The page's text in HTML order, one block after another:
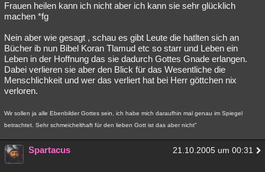
Frauen heilen kann ich nicht aber ich kann sie sehr glücklich
machen *fg
Nein aber wie gesagt , schau es gibt Leute die hatlten sich an
Bücher ib nun Bibel Koran Tlamud etc so starr und Leben ein
Leben in der Hoffnung das sie dadurch Gottes Gnade erlangen.
Dabei verlieren sie aber den Blick für das Wesentliche die
Menschlichkeit und wer das verliert hat bei Herr göttchen nix
verloren.
Wir sollen ja alle Ebenbilder Gottes sein, ich habe mich daraufhin mal genau im Spiegel
betrachtet. Sehr schmeichelthaft für den lieben Gott ist das aber nicht"
Spartacus 21.10.2005 um 00:31